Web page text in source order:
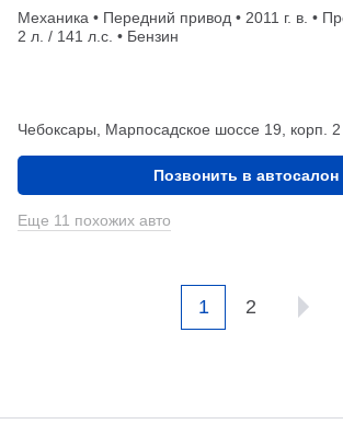
Механика • Передний привод • 2011 г. в. •
2 л. / 141 л.с. • Бензин
Чебоксары, Марпосадское шоссе 19, корп.
Позвонить в автосалон
Еще 11 похожих авто
1 2